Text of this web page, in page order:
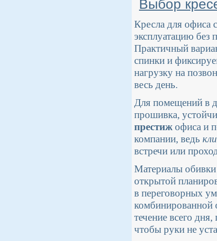
Выбор
Кресла для
эксплуатацию без
Практичный
спинки и
нагрузку на
весь день.
Для помещений в
прошивка,
престиж офиса и
компании, ведь
встречи или
Материалы обивки
открытой
в переговорных
комбинированной
течение всего
чтобы руки не